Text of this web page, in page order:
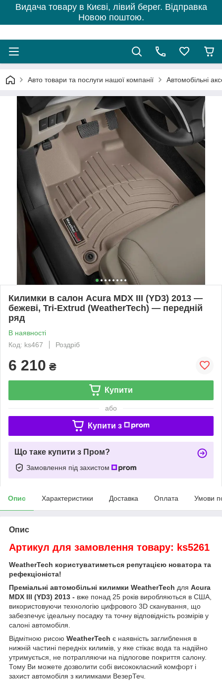
Видача товару в Києві, лівий берег. Відправка
Новою поштою.
Авто товари та послуги нашої компанії Автомобільні
Килимки в салон Acura MDX III (YD3) 2013 —
бежеві, Tri-Extrud (WeatherTech) — передній
ряд
В наявності
Код: ks467
Роздріб
6 210 ₴
Купити
або
Купити з
Що таке купити з Пром?
Замовлення під захистом
Опис Характеристики Доставка Оплата Умови
Опис
Артикул для замовлення товару: ks5261
WeatherTech користуватиметься репутацією новатора та
рефекціоніста!
Преміальні автомобільні килимки WeatherTech для Acura
MDX III (YD3) 2013 - вже понад 25 років виробляються в США,
використовуючи технологію цифрового 3D сканування, що
забезпечує ідеальну посадку та точну відповідність розмірів у
салоні автомобіля.
Відмітною рисою WeatherTech є наявність заглиблення в
нижній частині передніх килимів, у яке стікає вода та надійно
утримується, не потрапляючи на підлогове покриття салону.
Тому Ви можете дозволити собі висококласний комфорт і
захист автомобіля з килимками ВезерТеч.